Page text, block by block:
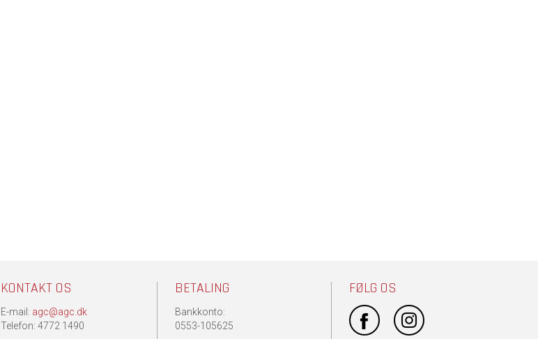
KONTAKT OS
E-mail: agc@agc.dk
Telefon: 4772 1490
BETALING
Bankkonto:
0553-105625
FØLG OS